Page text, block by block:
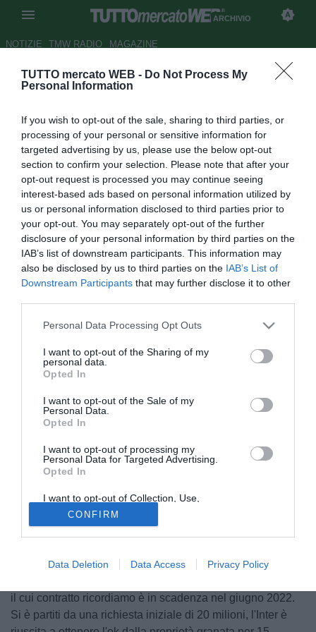
TUTTO mercato WEB - Do Not Process My
Personal Information
If you wish to opt-out of the sale, sharing to third parties, or
processing of your personal or sensitive information for
targeted advertising by us, please use the below opt-out
section to confirm your selection. Please note that after your
opt-out request is processed you may continue seeing
interest-based ads based on personal information utilized by
us or personal information disclosed to third parties prior to
your opt-out. You may separately opt-out of the further
disclosure of your personal information by third parties on the
IAB’s list of downstream participants. This information may
also be disclosed by us to third parties on the IAB’s List of
Downstream Participants that may further disclose it to other
Personal Data Processing Opt Outs
I want to opt-out of the Sharing of my
personal data.
Opted In
I want to opt-out of the Sale of my
Personal Data.
Opted In
I want to opt-out of processing my
Personal Data for Targeted Advertising.
Opted In
I want to opt-out of Collection, Use,
Retention, Sale, and/or Sharing of my
Personal Data that Is Unrelated with the
Purposes for which it was collected.
Opted Out
CONFIRM
Data Deletion Data Access Privacy Policy
ARCHIVIO
NOTIZIE TMW RADIO MAGAZINE
TMW - Inter, trovato l'accordo
cifre dell'affare
Autore Gaetano Mocciaro
24.08.2021 01:16
Archivio 2021
vedi letture
© foto di Daniele Buffa/Image Sport
Secondo quanto raccolto da Tuttomercatoweb
hanno trovato l'accordo per la cessione di
Belottiin nerazzurro. La trattativa ha subito un'accelerata
(Ausilio e Marotta da una parte, Cairo e Vagnati dall'altra)
il cui contratto ricordiamo è in scadenza nel giugno 2022.
Si è partiti da una richiesta iniziale di 20 milioni, l'Inter è